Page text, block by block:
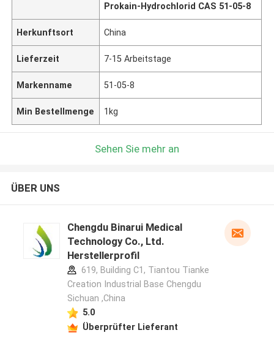
Prokain-Hydrochlorid CAS 51-05-8
Herkunftsort China
Lieferzeit 7-15 Arbeitstage
Markenname 51-05-8
Min Bestellmenge 1kg
Sehen Sie mehr an
ÜBER UNS
Chengdu Binarui Medical
Technology Co., Ltd.
Herstellerprofil
619, Building C1, Tiantou Tianke
Creation Industrial Base Chengdu
Sichuan ,China
5.0
Überprüfter Lieferant